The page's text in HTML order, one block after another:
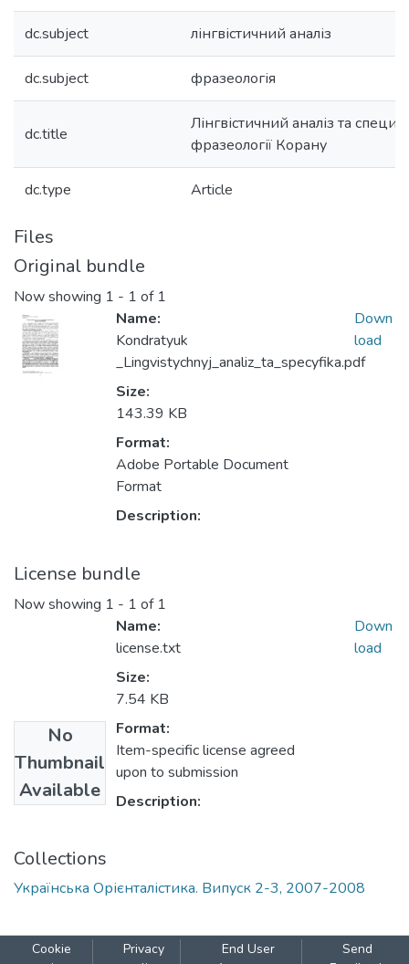
dc.subject лінгвістичний аналіз
dc.subject фразеологія
dc.title
Лінгвістичний аналіз та
фразеології Корану
dc.type Article
Files
Original bundle
Now showing 1 - 1 of 1
Name:
Kondratyuk
_Lingvistychnyj_analiz_ta_specyfika.pdf
Size:
143.39 KB
Format:
Adobe Portable Document
Format
Description:
Down
load
License bundle
Now showing 1 - 1 of 1
No
Thumbnail
Available
Name:
license.txt
Size:
7.54 KB
Format:
Item-specific license agreed
upon to submission
Description:
Down
load
Collections
Українська Орієнталістика. Випуск 2-3, 2007-2008
Cookie
Privacy
End User
Send